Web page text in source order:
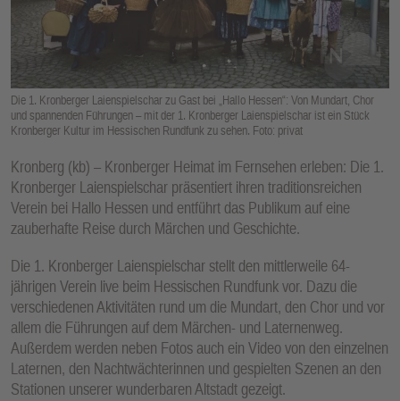
Die 1. Kronberger Laienspielschar zu Gast bei „Hallo Hessen“: Von Mundart, Chor
und spannenden Führungen – mit der 1. Kronberger Laienspielschar ist ein Stück
Kronberger Kultur im Hessischen Rundfunk zu sehen. Foto: privat
Kronberg (kb) – Kronberger Heimat im Fernsehen erleben: Die 1.
Kronberger Laienspielschar präsentiert ihren traditionsreichen
Verein bei Hallo Hessen und entführt das Publikum auf eine
zauberhafte Reise durch Märchen und Geschichte.
Die 1. Kronberger Laienspielschar stellt den mittlerweile 64-
jährigen Verein live beim Hessischen Rundfunk vor. Dazu die
verschiedenen Aktivitäten rund um die Mundart, den Chor und vor
allem die Führungen auf dem Märchen- und Laternenweg.
Außerdem werden neben Fotos auch ein Video von den einzelnen
Laternen, den Nachtwächterinnen und gespielten Szenen an den
Stationen unserer wunderbaren Altstadt gezeigt.
E